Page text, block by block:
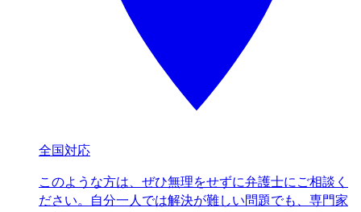
全国対応
このような方は、ぜひ無理をせずに弁護士にご相談く
ださい。自分一人では解決が難しい問題でも、専門家